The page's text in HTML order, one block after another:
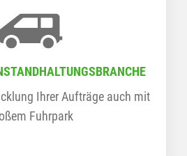
Ihrer Aufträge auch mit
Fuhrpark